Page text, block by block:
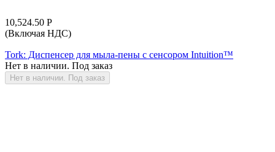
10,524.50 Р
(Включая НДС)
Tork: Диспенсер для мыла-пены с сенсором Intuition™
Нет в наличии. Под заказ
Нет в наличии. Под заказ